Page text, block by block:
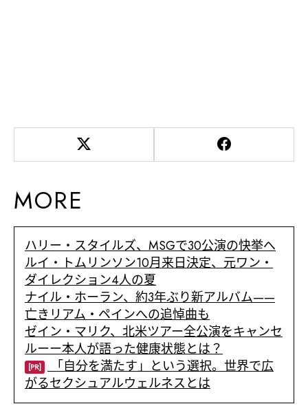
MORE
ハリー・スタイルズ、MSGで30公演の快挙へ
ルイ・トムリンソン10月来日決定、元ワン・
ダイレクション4人の夏
ナイル・ホーラン、約3年ぶり新アルバム——
亡きリアム・ペインへの追悼曲も
ゼイン・マリク、北米ツアー全公演をキャンセ
ルーー本人が語った健康状態とは？
[PR]
「自分を満たす」という選択。世界で広
がるセクシュアルウェルネスとは